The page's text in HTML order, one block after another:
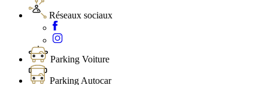
Réseaux sociaux
Parking Voiture
Parking Autocar